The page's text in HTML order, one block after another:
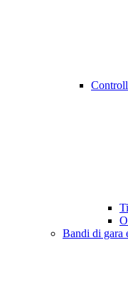
Bandi di gara